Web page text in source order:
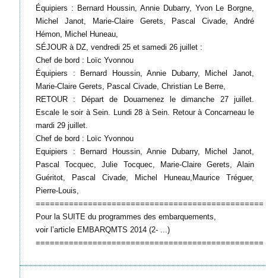
Équipiers : Bernard Houssin, Annie Dubarry, Yvon Le Borgne,
Michel Janot, Marie-Claire Gerets, Pascal Civade, André
Hémon, Michel Huneau,
SÉJOUR à DZ, vendredi 25 et samedi 26 juillet :
Chef de bord : Loïc Yvonnou
Équipiers : Bernard Houssin, Annie Dubarry, Michel Janot,
Marie-Claire Gerets, Pascal Civade, Christian Le Berre,
RETOUR : Départ de Douarnenez le dimanche 27 juillet.
Escale le soir à Sein. Lundi 28 à Sein. Retour à Concarneau le
mardi 29 juillet.
Chef de bord : Loïc Yvonnou
Equipiers : Bernard Houssin, Annie Dubarry, Michel Janot,
Pascal Tocquec, Julie Tocquec, Marie-Claire Gerets, Alain
Guéritot, Pascal Civade, Michel Huneau,Maurice Tréguer,
Pierre-Louis,
================================================
Pour la SUITE du programmes des embarquements,
voir l’article EMBARQMTS 2014 (2- ...)
================================================